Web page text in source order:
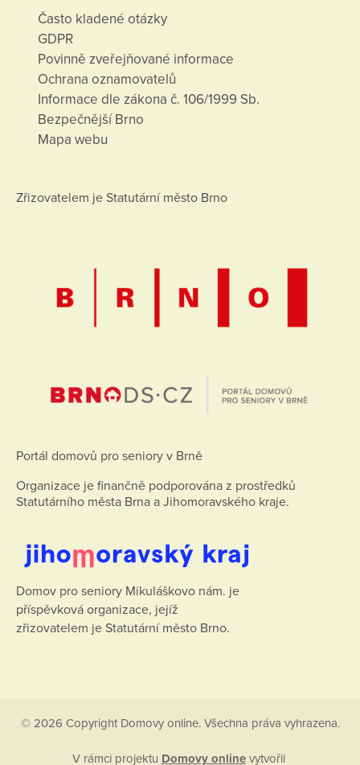
Často kladené otázky
GDPR
Povinně zveřejňované informace
Ochrana oznamovatelů
Informace dle zákona č. 106/1999 Sb.
Bezpečnější Brno
Mapa webu
Zřizovatelem je Statutární město Brno
Portál domovů pro seniory v Brně
Organizace je finančně podporována z prostředků
Statutárního města Brna a Jihomoravského kraje.
Domov pro seniory Mikuláškovo nám. je
příspěvková organizace, jejíž
zřizovatelem je Statutární město Brno.
© 2026 Copyright Domovy online. Všechna práva vyhrazena.
V rámci projektu Domovy onlinevytvořil